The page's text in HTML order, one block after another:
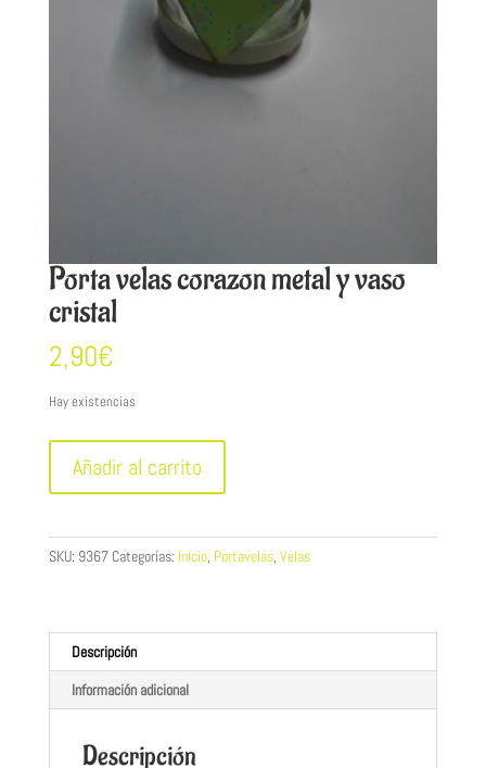
Porta velas corazon metal y vaso
cristal
2,90€
Hay existencias
velas
corazon
y
Añadir al carrito
SKU: 9367 Categorías: Inicio, Portavelas, Velas
Descripción
Información adicional
Descripción